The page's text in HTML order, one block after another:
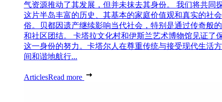
气资源推动了其发展，但并未抹去其身份。 我们将共同
这片半岛丰富的历史、其基本的家庭价值观和真实的社
俗。贝都因遗产继续影响当代社会，特别是通过传奇般
和社区团结。 卡塔拉文化村和伊斯兰艺术博物馆见证了
这一身份的努力。卡塔尔人在尊重传统与接受现代生活
间和谐地航行...
ArticlesRead more